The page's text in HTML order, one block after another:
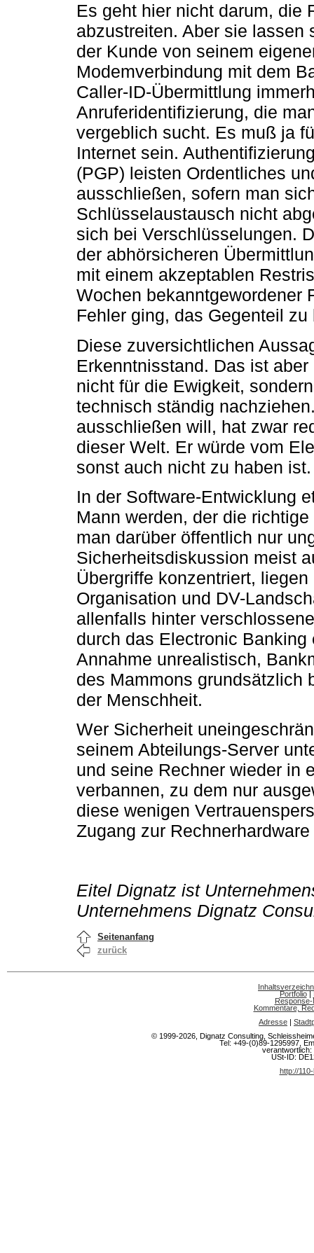
Es geht hier nicht darum, die
abzustreiten. Aber sie lassen
der Kunde von seinem
Modemverbindung mit dem
Caller-ID-Übermittlung
Anruferidentifizierung, die
vergeblich sucht. Es muß ja
Internet sein.
(PGP) leisten Ordentliches
ausschließen, sofern man
Schlüsselaustausch nicht
sich bei Verschlüsselungen.
der abhörsicheren
mit einem akzeptablen
Wochen bekanntgewordener
Fehler ging, das Gegenteil
Diese zuversichtlichen
Erkenntnisstand. Das ist
nicht für die Ewigkeit,
technisch ständig
ausschließen will, hat zwar
dieser Welt. Er würde vom
sonst auch nicht zu haben ist.
In der Software-Entwicklung
Mann werden, der die
man darüber öffentlich nur
Sicherheitsdiskussion meist
Übergriffe konzentriert,
Organisation und DV-
allenfalls hinter
durch das Electronic
Annahme unrealistisch,
des Mammons grundsätzlich
der Menschheit.
Wer Sicherheit
seinem Abteilungs-Server
und seine Rechner wieder in
verbannen, zu dem nur
diese wenigen
Zugang zur
Eitel Dignatz ist
Unternehmens Dignatz
Seitenanfang
zurück
Portfolio|
Kommentare,
Adresse |
© 1999-2026, Dignatz Consulting,
Tel: +49-(0)89-1295997,
verantwortlich:
USt-ID:
http://